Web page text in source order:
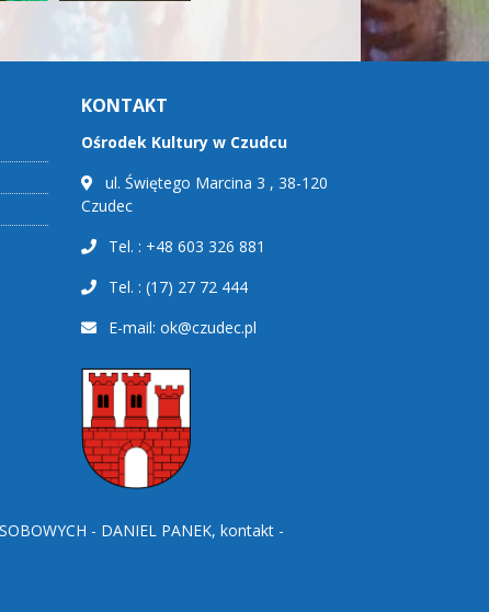
KONTAKT
Ośrodek Kultury w Czudcu
ul. Świętego Marcina 3 , 38-120
Czudec
Tel. : +48 603 326 881
Tel. : (17) 27 72 444
E-mail: ok@czudec.pl
- DANIEL PANEK, kontakt -